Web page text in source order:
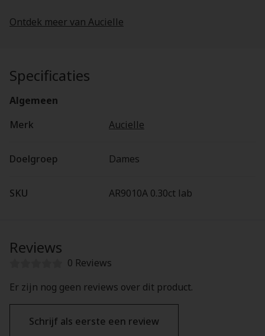
Ontdek meer van Aucielle
Specificaties
Algemeen
Merk
Aucielle
Doelgroep Dames
SKU AR9010A 0.30ct lab
Reviews
0 Reviews
Er zijn nog geen reviews over dit product.
Schrijf als eerste een review